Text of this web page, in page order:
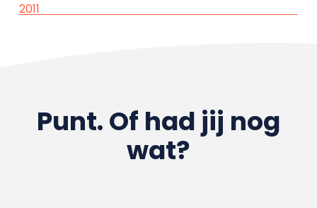
2011
Punt. Of had jij nog
wat?